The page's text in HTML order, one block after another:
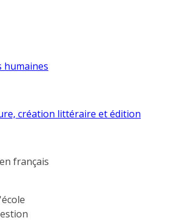
humaines
création littéraire et édition
français